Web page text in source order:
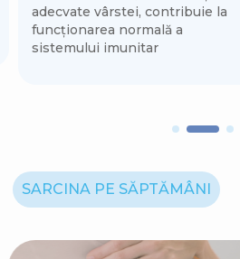
adecvate vârstei, contribuie la
funcționarea normală a
sistemului imunitar
SARCINA PE SĂPTĂMÂNI